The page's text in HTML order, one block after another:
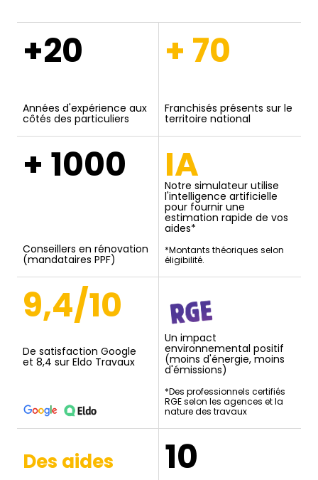
+20
Années d'expérience aux
côtés des particuliers
+ 70
Franchisés présents sur le
territoire national
+ 1000
Conseillers en rénovation
(mandataires PPF)
IA
Notre simulateur utilise
l'intelligence artificielle
pour fournir une
estimation rapide de vos
aides*
*Montants théoriques selon
éligibilité.
9,4/10
De satisfaction Google
et 8,4 sur Eldo Travaux
Un impact
environnemental positif
(moins d'énergie, moins
d'émissions)
*Des professionnels certifiés
RGE selon les agences et la
nature des travaux
Des aides
10